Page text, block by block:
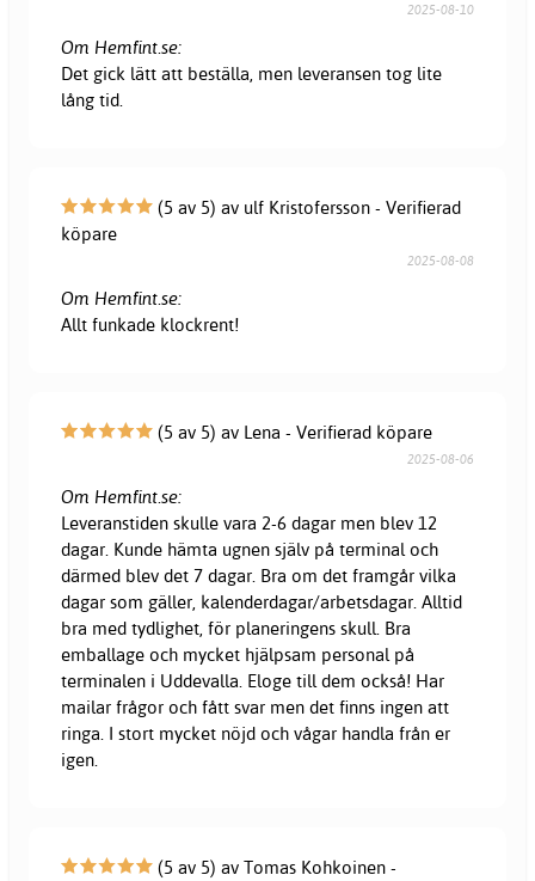
2025-08-10
Om Hemfint.se:
Det gick lätt att beställa, men leveransen tog lite
lång tid.
(5 av 5) av ulf Kristofersson - Verifierad
köpare
2025-08-08
Om Hemfint.se:
Allt funkade klockrent!
(5 av 5) av Lena - Verifierad köpare
2025-08-06
Om Hemfint.se:
Leveranstiden skulle vara 2-6 dagar men blev 12
dagar. Kunde hämta ugnen själv på terminal och
därmed blev det 7 dagar. Bra om det framgår vilka
dagar som gäller, kalenderdagar/arbetsdagar. Alltid
bra med tydlighet, för planeringens skull. Bra
emballage och mycket hjälpsam personal på
terminalen i Uddevalla. Eloge till dem också! Har
mailar frågor och fått svar men det finns ingen att
ringa. I stort mycket nöjd och vågar handla från er
igen.
(5 av 5) av Tomas Kohkoinen -